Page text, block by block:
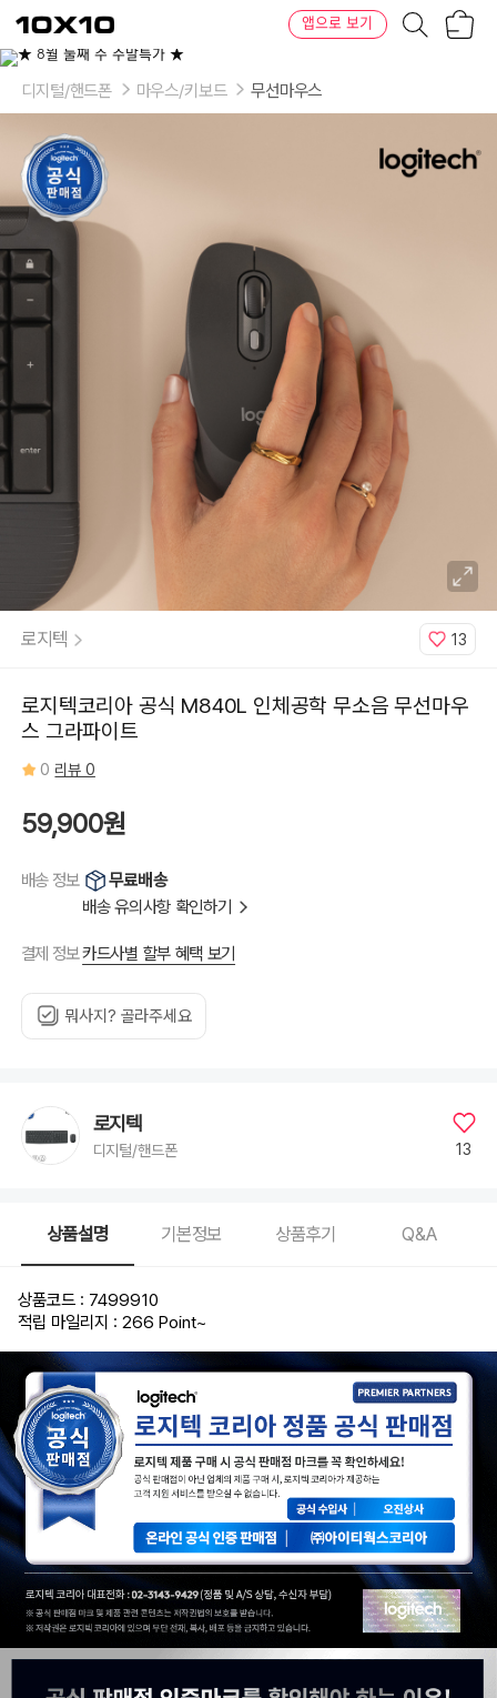
텐
바
텐
앱으로 보기
디지털/핸드폰 마우스/키보드 무선마우스
로지텍 13
로지텍코리아 공식 M840L 인체공학 무소음 무선마우
스 그라파이트
0 리뷰 0
59,900원
배송 정보
무료배송
배송 유의사항 확인하기
결제 정보카드사별 할부 혜택 보기
뭐사지? 골라주세요
로지텍
디지털/핸드폰 13
상품설명 기본정보 상품후기 Q&A
상품코드 : 7499910
적립 마일리지 : 266 Point~